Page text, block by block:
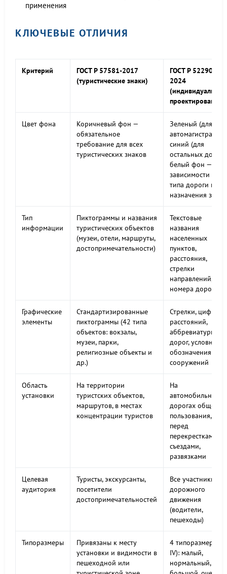
применения
КЛЮЧЕВЫЕ ОТЛИЧИЯ
Критерий
ГОСТ Р 57581-2017
(туристические знаки)
ГОСТ Р 52290-
2024
проектирования)
Цвет фона
Коричневый фон —
обязательное
требование для всех
туристических знаков
Зеленый (для
автомагистралей),
синий (для
остальных дорог),
белый фон — в
зависимости от
типа дороги и
назначения знака
Тип
информации
Пиктограммы и названия
туристических объектов
(музеи, отели, маршруты,
достопримечательности)
Текстовые
названия
населенных
пунктов,
расстояния,
стрелки
направлений,
номера дорог
Графические
элементы
Стандартизированные
пиктограммы (42 типа
объектов: вокзалы,
музеи, парки,
религиозные объекты и
др.)
Стрелки, цифры
расстояний,
аббревиатуры
дорог, условные
обозначения
сооружений
Область
установки
На территории
туристских объектов,
маршрутов, в местах
концентрации туристов
На
автомобильных
дорогах общего
пользования,
перед
перекрестками,
съездами,
развязками
Целевая
аудитория
Туристы, экскурсанты,
посетители
достопримечательностей
Все участники
дорожного
движения
(водители,
пешеходы)
Типоразмеры
Привязаны к месту
установки и видимости в
пешеходной или
4 типоразмера (I–
IV): малый,
нормальный,